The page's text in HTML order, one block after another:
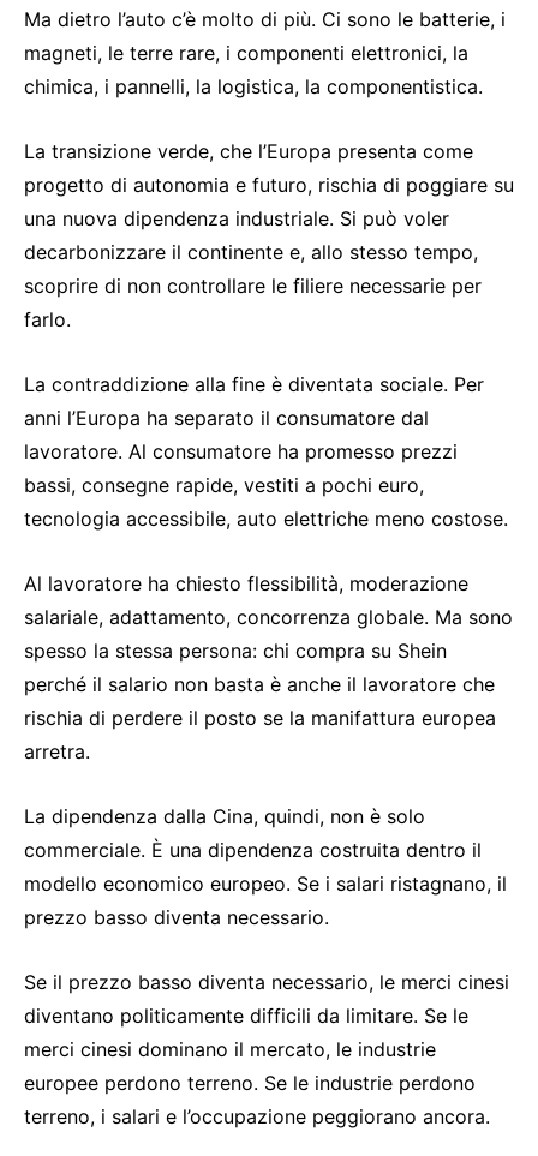
Ma dietro l’auto c’è molto di più. Ci sono le batterie, i
magneti, le terre rare, i componenti elettronici, la
chimica, i pannelli, la logistica, la componentistica.
La transizione verde, che l’Europa presenta come
progetto di autonomia e futuro, rischia di poggiare su
una nuova dipendenza industriale. Si può voler
decarbonizzare il continente e, allo stesso tempo,
scoprire di non controllare le filiere necessarie per
farlo.
La contraddizione alla fine è diventata sociale. Per
anni l’Europa ha separato il consumatore dal
lavoratore. Al consumatore ha promesso prezzi
bassi, consegne rapide, vestiti a pochi euro,
tecnologia accessibile, auto elettriche meno costose.
Al lavoratore ha chiesto flessibilità, moderazione
salariale, adattamento, concorrenza globale. Ma sono
spesso la stessa persona: chi compra su Shein
perché il salario non basta è anche il lavoratore che
rischia di perdere il posto se la manifattura europea
arretra.
La dipendenza dalla Cina, quindi, non è solo
commerciale. È una dipendenza costruita dentro il
modello economico europeo. Se i salari ristagnano, il
prezzo basso diventa necessario.
Se il prezzo basso diventa necessario, le merci cinesi
diventano politicamente difficili da limitare. Se le
merci cinesi dominano il mercato, le industrie
europee perdono terreno. Se le industrie perdono
terreno, i salari e l’occupazione peggiorano ancora.